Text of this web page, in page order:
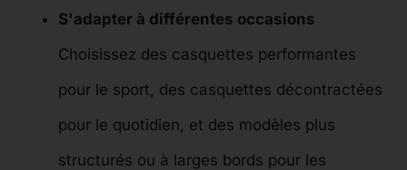
S'adapter à différentes occasions
Choisissez des casquettes performantes
pour le sport, des casquettes décontractées
pour le quotidien, et des modèles plus
structurés ou à larges bords pour les